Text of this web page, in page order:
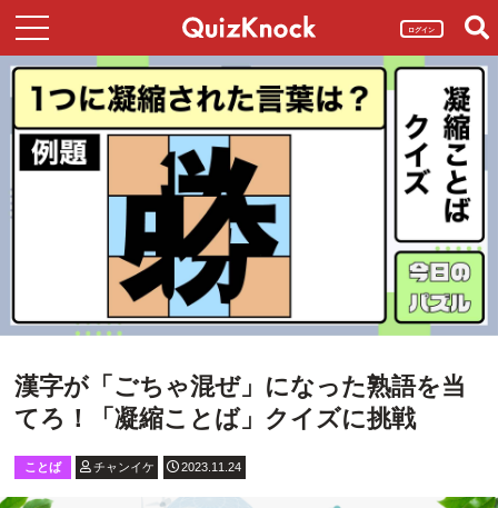
ログイン
漢字が「ごちゃ混ぜ」になった熟語を当
てろ！「凝縮ことば」クイズに挑戦
ことば チャンイケ 2023.11.24